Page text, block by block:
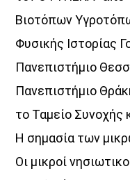
Βιοτόπων
Φυσικής Ιστορίας
Πανεπιστήμιο
Πανεπιστήμιο
το Ταμείο Συνοχής
Η σημασία των
Οι μικροί